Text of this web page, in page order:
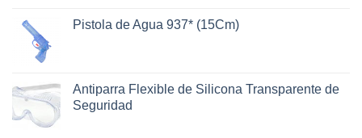
Pistola de Agua 937* (15Cm)
Antiparra Flexible de Silicona Transparente de
Seguridad